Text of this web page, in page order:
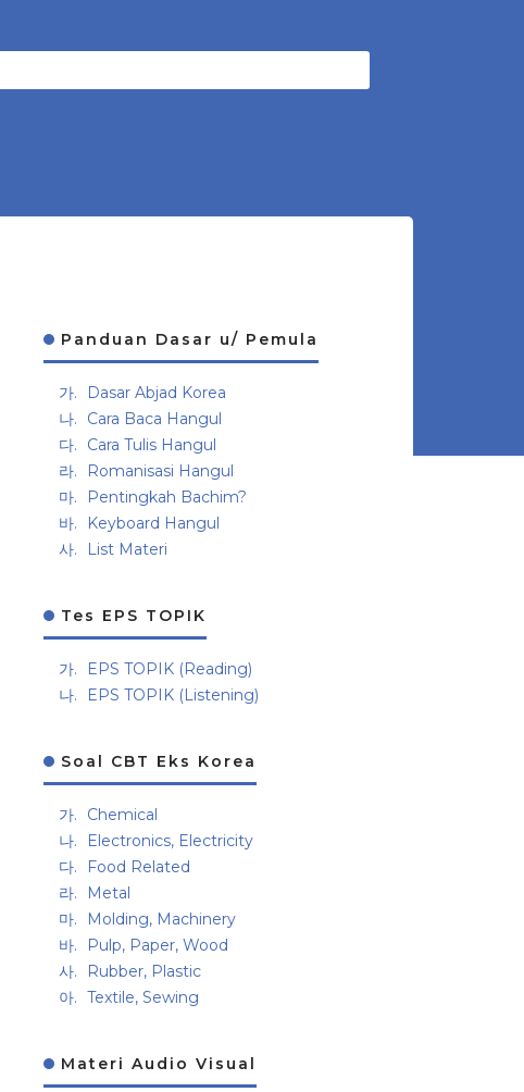
Panduan Dasar u/ Pemula
Dasar Abjad Korea
Cara Baca Hangul
Cara Tulis Hangul
Romanisasi Hangul
Pentingkah Bachim?
Keyboard Hangul
List Materi
Tes EPS TOPIK
EPS TOPIK (Reading)
EPS TOPIK (Listening)
Soal CBT Eks Korea
Chemical
Electronics, Electricity
Food Related
Metal
Molding, Machinery
Pulp, Paper, Wood
Rubber, Plastic
Textile, Sewing
Materi Audio Visual